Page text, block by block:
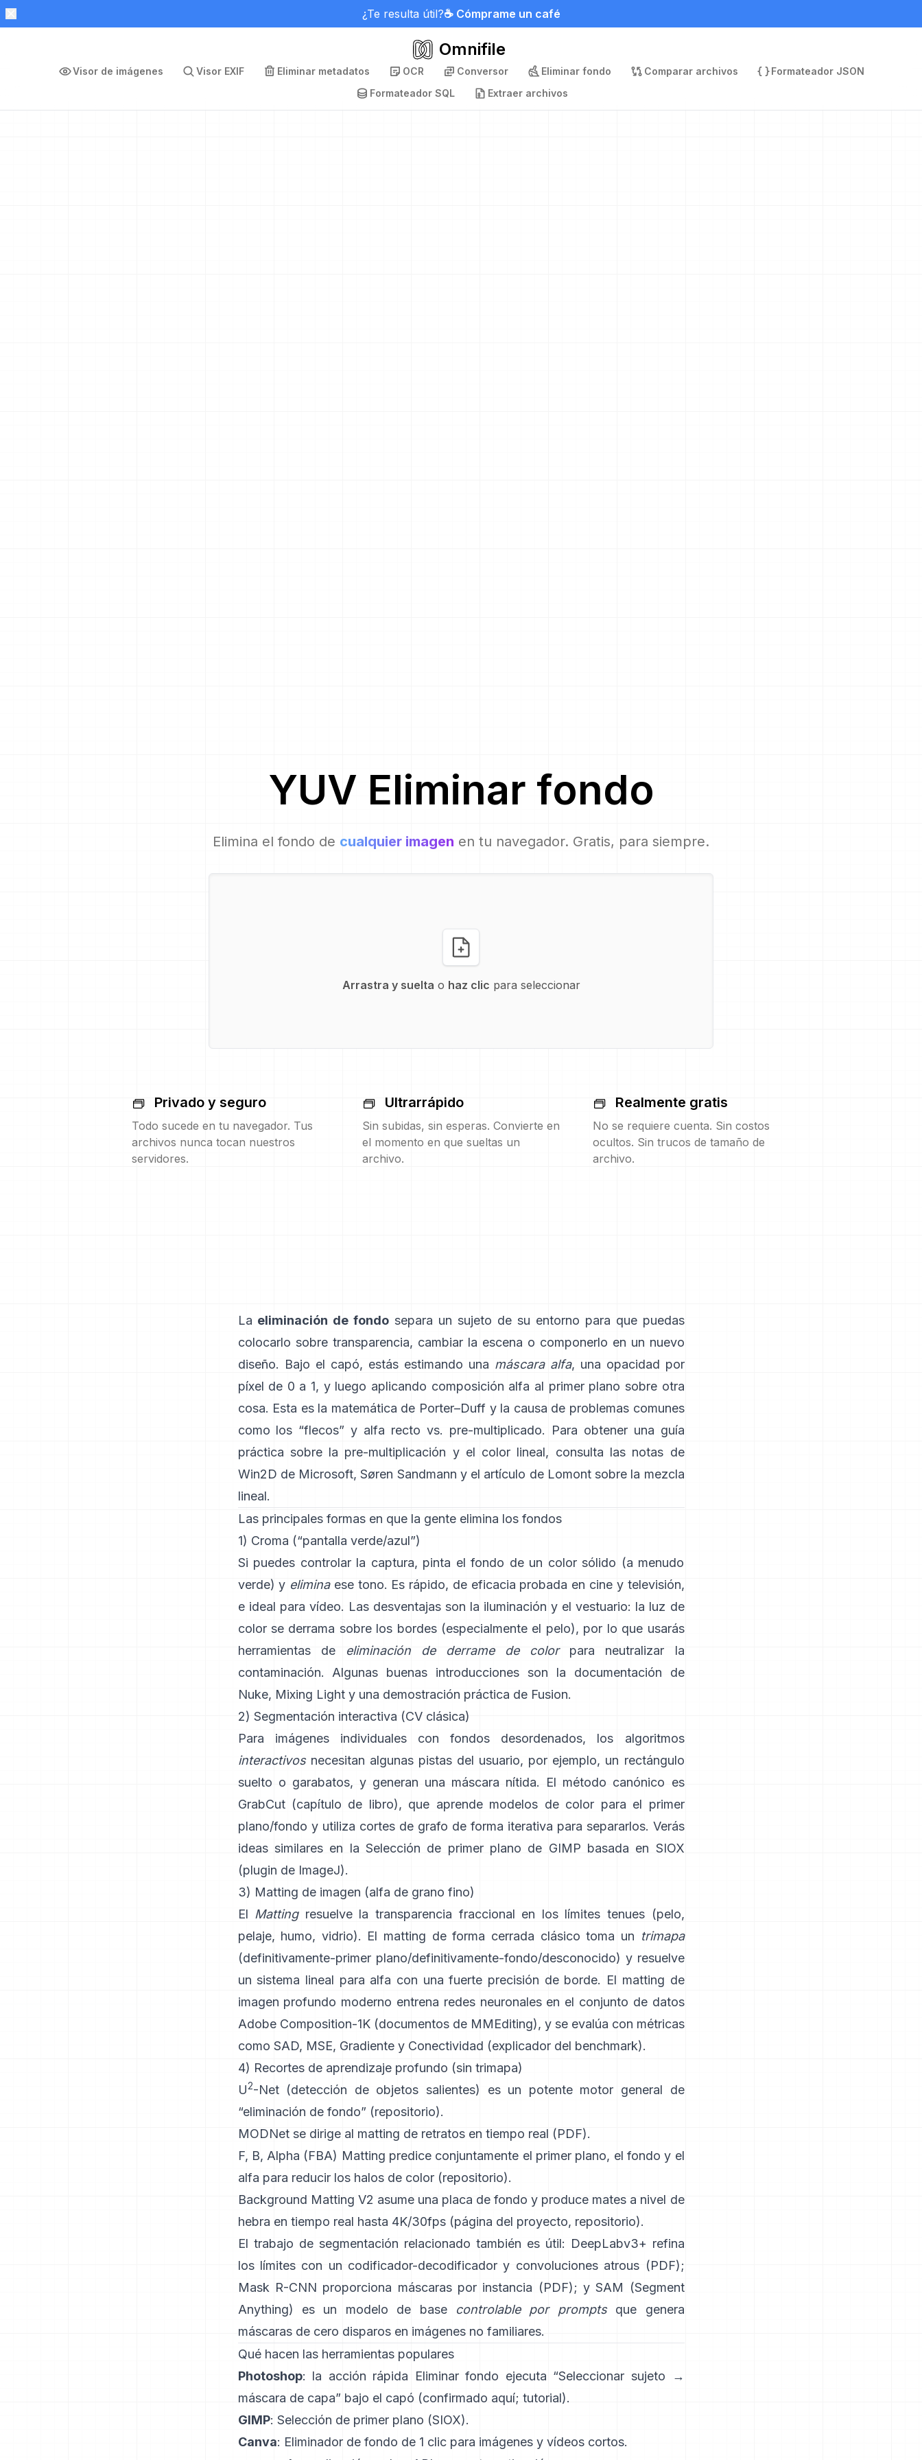
¿Te resulta útil?☕ Cómprame un café
Omnifile
Visor de imágenes Visor EXIF Eliminar metadatos OCR Conversor Eliminar fondo Comparar archivos
Formateador JSON
Formateador SQL
Extraer archivos
YUV Eliminar fondo
Elimina el fondo de cualquier imagen en tu navegador. Gratis, para siempre.
Arrastra y suelta o haz clic para seleccionar
Privado y seguro
Todo sucede en tu navegador. Tus
archivos nunca tocan nuestros
servidores.
Ultrarrápido
Sin subidas, sin esperas. Convierte en
el momento en que sueltas un
archivo.
Realmente gratis
No se requiere cuenta. Sin costos
ocultos. Sin trucos de tamaño de
archivo.
La eliminación de fondo separa un sujeto de su entorno para que puedas
colocarlo sobre transparencia, cambiar la escena o componerlo en un nuevo
diseño. Bajo el capó, estás estimando una máscara alfa, una opacidad por
píxel de 0 a 1, y luego aplicando composición alfa al primer plano sobre otra
cosa. Esta es la matemática de Porter–Duff y la causa de problemas comunes
como los “flecos” y alfa recto vs. pre-multiplicado. Para obtener una guía
práctica sobre la pre-multiplicación y el color lineal, consulta las notas de
Win2D de Microsoft, Søren Sandmann y el artículo de Lomont sobre la mezcla
lineal.
Las principales formas en que la gente elimina los fondos
1) Croma (“pantalla verde/azul”)
Si puedes controlar la captura, pinta el fondo de un color sólido (a menudo
verde) y eliminaese tono. Es rápido, de eficacia probada en cine y televisión,
e ideal para vídeo. Las desventajas son la iluminación y el vestuario: la luz de
color se derrama sobre los bordes (especialmente el pelo), por lo que usarás
herramientas de
eliminación de derrame de colorpara neutralizar la
contaminación. Algunas buenas introducciones son la documentación de
Nuke, Mixing Lighty una demostración práctica de Fusion.
2) Segmentación interactiva (CV clásica)
Para imágenes individuales con fondos desordenados, los algoritmos
interactivosnecesitan algunas pistas del usuario, por ejemplo, un rectángulo
suelto o garabatos, y generan una máscara nítida. El método canónico es
GrabCut (capítulo de libro), que aprende modelos de color para el primer
plano/fondo y utiliza cortes de grafo de forma iterativa para separarlos. Verás
ideas similares en la Selección de primer plano de GIMP basada en SIOX
(plugin de ImageJ).
3) Matting de imagen (alfa de grano fino)
El Mattingresuelve la transparencia fraccional en los límites tenues (pelo,
pelaje, humo, vidrio). El matting de forma cerrada clásico toma un trimapa
(definitivamente-primer plano/definitivamente-fondo/desconocido) y resuelve
un sistema lineal para alfa con una fuerte precisión de borde. El matting de
imagen profundo moderno entrena redes neuronales en el conjunto de datos
Adobe Composition-1K(documentos de MMEditing), y se evalúa con métricas
como SAD, MSE, Gradiente y Conectividad (explicador del benchmark).
4) Recortes de aprendizaje profundo (sin trimapa)
U2-Net(detección de objetos salientes) es un potente motor general de
“eliminación de fondo” (repositorio).
MODNetse dirige al matting de retratos en tiempo real (PDF).
F, B, Alpha (FBA) Matting predice conjuntamente el primer plano, el fondo y el
alfa para reducir los halos de color (repositorio).
Background Matting V2 asume una placa de fondo y produce mates a nivel de
hebra en tiempo real hasta 4K/30fps (página del proyecto, repositorio).
El trabajo de segmentación relacionado también es útil: DeepLabv3+ refina
los límites con un codificador-decodificador y convoluciones atrous (PDF);
Mask R-CNN proporciona máscaras por instancia (PDF); y SAM (Segment
Anything) es un modelo de base controlable por promptsque genera
máscaras de cero disparos en imágenes no familiares.
Qué hacen las herramientas populares
Photoshop: la acción rápida Eliminar fondo ejecuta “Seleccionar sujeto →
máscara de capa” bajo el capó (confirmado aquí; tutorial).
GIMP: Selección de primer plano (SIOX).
Canva: Eliminador de fondo de 1 clicpara imágenes y vídeos cortos.